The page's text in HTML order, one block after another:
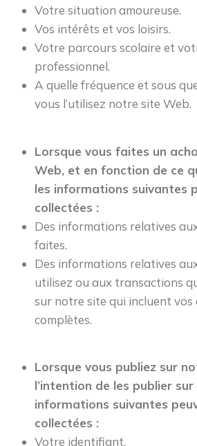
Votre situation amoureuse.
Vos intérêts et vos loisirs.
Votre parcours scolaire et
professionnel.
A quelle fréquence et sous
vous l’utilisez notre site Web.
Lorsque vous faites un
Web, et en fonction de ce
les informations suivantes
collectées :
Des informations relatives
faites.
Des informations relatives
utilisez ou aux transactions
sur notre site qui incluent vos
complètes.
Lorsque vous publiez sur
l’intention de les publier
informations suivantes
collectées :
Votre identifiant.